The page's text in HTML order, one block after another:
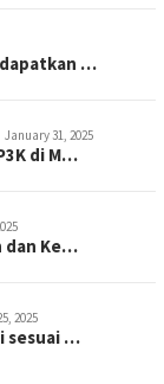
…
January 31, 2025
di M…
dan Ke…
2025
sesuai …